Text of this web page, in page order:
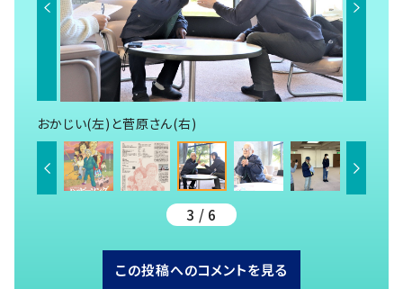
おかじい(左)と菅原さん(右)
3 / 6
この投稿へのコメントを見る